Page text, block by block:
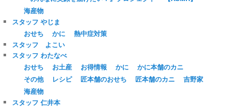
海産物
スタッフ やじま
おせち
かに
熱中症対策
スタッフ よこい
スタッフ わたなべ
おせち
お土産 お得情報 かに
かに本舗のカニ
その他
レシピ 匠本舗のおせち 匠本舗のカニ
吉野家
海産物
スタッフ 仁井本